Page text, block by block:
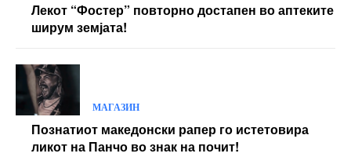
Лекот “Фостер” повторно достапен во аптеките
ширум земјата!
МАГАЗИН
Познатиот македонски рапер го истетовира
ликот на Панчо во знак на почит!